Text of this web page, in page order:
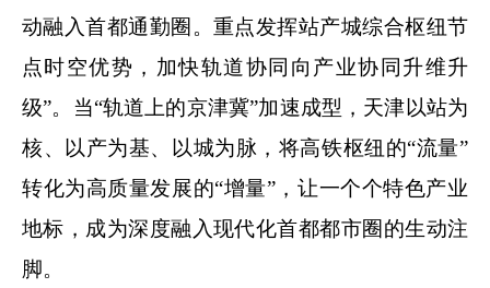
动融入首都通勤圈。重点发挥站产城综合枢纽节
点时空优势，加快轨道协同向产业协同升维升
级”。当“轨道上的京津冀”加速成型，天津以站为
核、以产为基、以城为脉，将高铁枢纽的“流量”
转化为高质量发展的“增量”，让一个个特色产业
地标，成为深度融入现代化首都都市圈的生动注
脚。